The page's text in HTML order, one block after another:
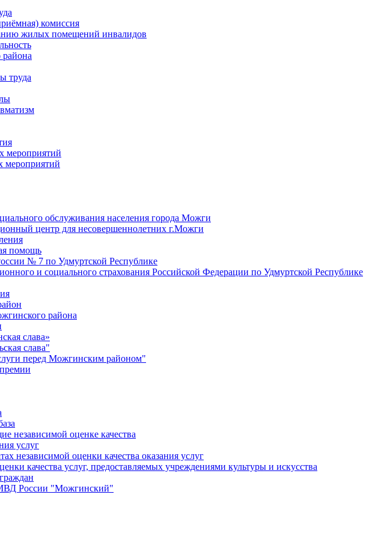
комиссия
жилых помещений инвалидов
труда
мероприятий
мероприятий
обслуживания населения города Можги
центр для несовершеннолетних г.Можги
помощь
№ 7 по Удмуртской Республике
и социального страхования Российской Федерации по Удмуртской Республике
района
слава»
слава"
перед Можгинским районом"
независимой оценке качества
услуг
независимой оценки качества оказания услуг
качества услуг, предоставляемых учреждениями культуры и искусства
России "Можгинский"